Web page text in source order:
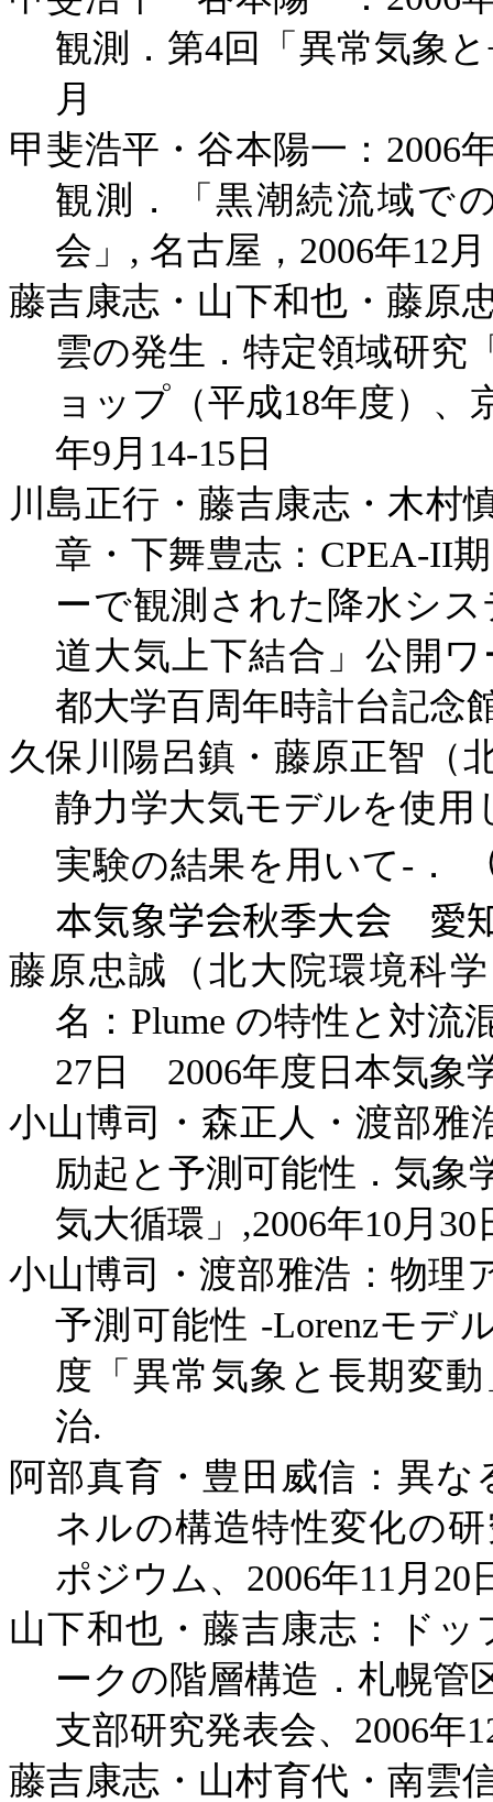
観測．第4回「異常気象
月
甲斐浩平・谷本陽一： 2006
観測．「黒潮続流域で
会」 , 名古屋， 2006年12月
藤吉康志・山下和也・藤原
雲の発生．特定領域研究
ョップ（平成18年度）、
年9月 14-15 日
川島正行・藤吉康志・木村
章・下舞豊志： CPEA-II
ーで観測された降水シ
道大気上下結合」公開
都大学百周年時計台記念
久保川陽呂鎮・藤原正智（
静力学大気モデルを使用
実験の結果を用いて- ．
本気象学会秋季大会 愛
藤原忠誠（北大院環境科
名： Plume の特性と対流
27 日 2006年度日本気象
小山博司・森正人・渡部雅
励起と予測可能性．気象
気大循環」 ,2006年10月 30
小山博司・渡部雅浩：物理
予測可能性 -Lorenzモデ
度「異常気象と長期変
治.
阿部真育・豊田威信：異
ネルの構造特性変化の
ポジウム、 2006年11 月 20
山下和也・藤吉康志：ド
ークの階層構造．札幌管
支部研究発表会、 2006年
藤吉康志・山村育代・南雲